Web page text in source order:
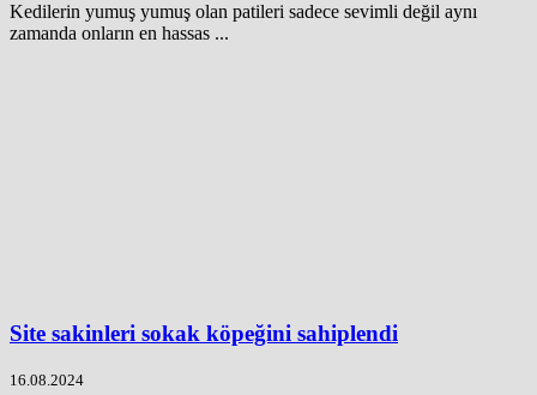
Kedilerin yumuş yumuş olan patileri sadece sevimli değil aynı
zamanda onların en hassas ...
Site sakinleri sokak köpeğini sahiplendi
16.08.2024